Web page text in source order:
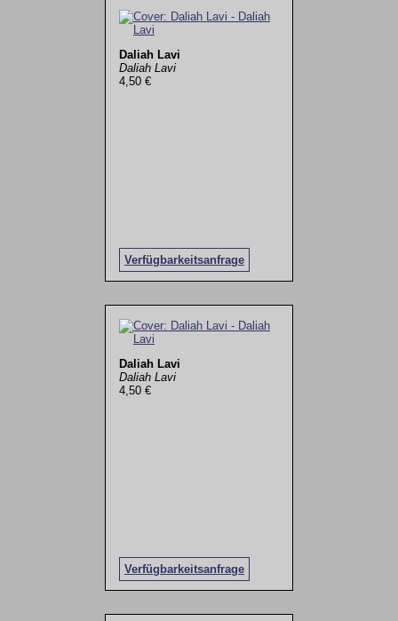
Daliah Lavi
Daliah Lavi
4,50 €
Verfügbarkeitsanfrage
Daliah Lavi
Daliah Lavi
4,50 €
Verfügbarkeitsanfrage